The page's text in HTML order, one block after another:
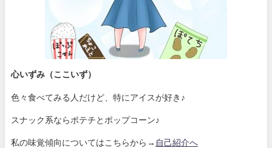
心いずみ（ここいず）
色々食べてみる人だけど、特にアイスが好き♪
スナック系ならポテチとポップコーン♪
私の味覚傾向についてはこちらから→ 自己紹介へ